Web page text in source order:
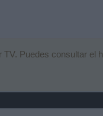
Puedes consultar el